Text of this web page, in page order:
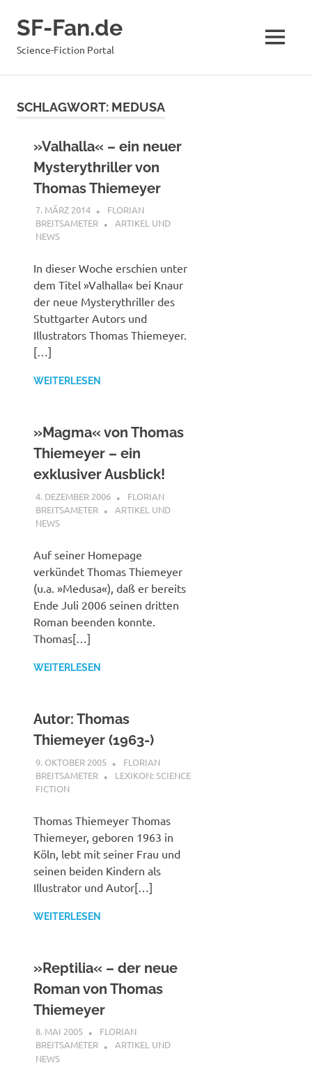
InhaltSF-Fan.de
Science-Fiction Portal MENÜ
SCHLAGWORT: MEDUSA
»Valhalla« – ein neuer
Mysterythriller von
Thomas Thiemeyer
7. MÄRZ 2014
FLORIAN
BREITSAMETER
ARTIKEL UND
NEWS
In dieser Woche erschien unter
dem Titel »Valhalla« bei Knaur
der neue Mysterythriller des
Stuttgarter Autors und
Illustrators Thomas Thiemeyer.
[…]
WEITERLESEN
»Magma« von Thomas
Thiemeyer – ein
exklusiver Ausblick!
4. DEZEMBER 2006
FLORIAN
BREITSAMETER
ARTIKEL UND
NEWS
Auf seiner Homepage
verkündet Thomas Thiemeyer
(u.a. »Medusa«), daß er bereits
Ende Juli 2006 seinen dritten
Roman beenden konnte.
Thomas[…]
WEITERLESEN
Autor: Thomas
Thiemeyer (1963-)
9. OKTOBER 2005
FLORIAN
BREITSAMETER
LEXIKON: SCIENCE
FICTION
Thomas Thiemeyer Thomas
Thiemeyer, geboren 1963 in
Köln, lebt mit seiner Frau und
seinen beiden Kindern als
Illustrator und Autor[…]
WEITERLESEN
»Reptilia« – der neue
Roman von Thomas
Thiemeyer
8. MAI 2005
FLORIAN
BREITSAMETER
ARTIKEL UND
NEWS